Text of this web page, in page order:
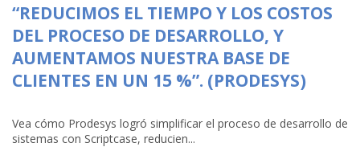
“REDUCIMOS EL TIEMPO Y LOS COSTOS
DEL PROCESO DE DESARROLLO, Y
AUMENTAMOS NUESTRA BASE DE
CLIENTES EN UN 15 %”. (PRODESYS)
Vea cómo Prodesys logró simplificar el proceso de desarrollo de
sistemas con Scriptcase, reducien...